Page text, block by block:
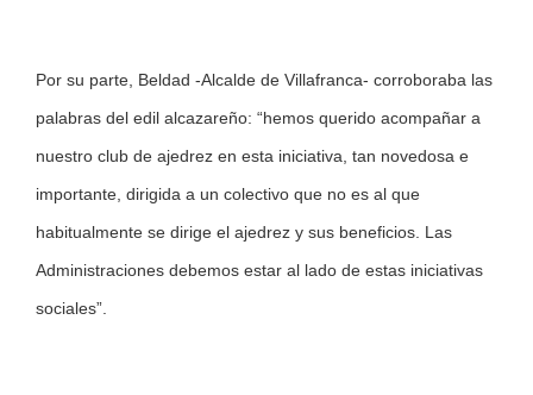
Por su parte, Beldad -Alcalde de Villafranca- corroboraba las
palabras del edil alcazareño: “hemos querido acompañar a
nuestro club de ajedrez en esta iniciativa, tan novedosa e
importante, dirigida a un colectivo que no es al que
habitualmente se dirige el ajedrez y sus beneficios. Las
Administraciones debemos estar al lado de estas iniciativas
sociales”.